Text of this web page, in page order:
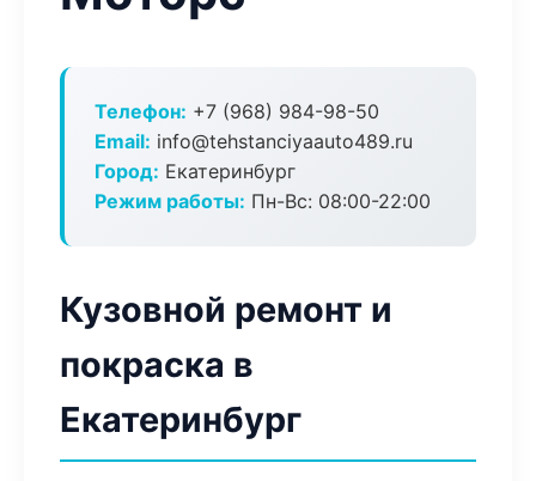
Телефон: +7 (968) 984-98-50
Email: info@tehstanciyaauto489.ru
Город: Екатеринбург
Режим работы: Пн-Вс: 08:00-22:00
Кузовной ремонт и
покраска в
Екатеринбург